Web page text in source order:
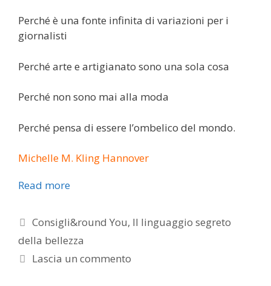
Perché è una fonte infinita di variazioni per i
giornalisti
Perché arte e artigianato sono una sola cosa
Perché non sono mai alla moda
Perché pensa di essere l’ombelico del mondo.
Michelle M. Kling Hannover
Read more
Categorie
Consigli&round You, Il linguaggio segreto
della bellezza
Lascia un commento